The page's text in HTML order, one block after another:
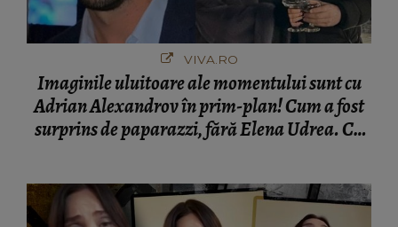
VIVA.RO
Imaginile uluitoare ale momentului sunt cu
Adrian Alexandrov în prim-plan! Cum a fost
surprins de paparazzi, fără Elena Udrea. Cu